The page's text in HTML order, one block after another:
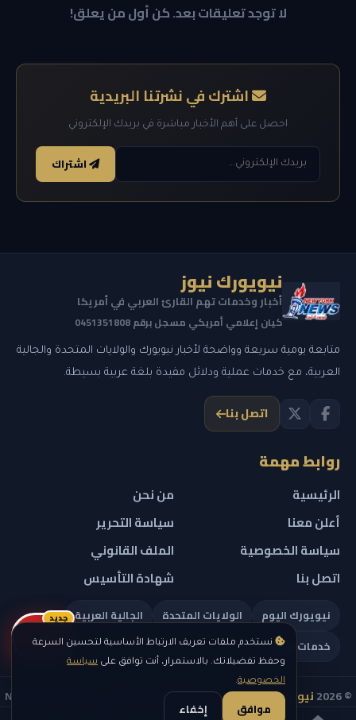
نستخدم ملفات تعريف الارتباط الأساسية لتحسين السرعة
وحفظ تفضيلاتك. بالاستمرار، أنت توافق على سياسة
الخصوصية.
موافق إخفاء
لا توجد تعليقات بعد. كن أول من يعلق!
اشترك في نشرتنا البريدية
احصل على أهم الأخبار مباشرة في بريدك الإلكتروني
اشتراك
نيويورك نيوز
أخبار وخدمات تهم القارئ العربي في أمريكا
كيان إعلامي أمريكي مسجل برقم 0451351808
متابعة يومية سريعة وواضحة لأخبار نيويورك والولايات المتحدة والجالية
العربية، مع خدمات عملية ودلائل مفيدة بلغة عربية بسيطة.
اتصل بنا
روابط مهمة
الرئيسية
من نحن
أعلن معنا
سياسة التحرير
سياسة الخصوصية
الملف القانوني
اتصل بنا
شهادة التأسيس
نيويورك اليوم الولايات المتحدة
الجالية العربية
خدمات تهمك
© 2026 نيويورك نيوز
— جميع الحقوق محفوظة — NEW YORK NEWS
ريلز
جديد